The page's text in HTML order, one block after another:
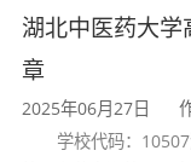
构颁发的大学专科毕
湖北中医药大
章
2025年06月27日
学校代码：